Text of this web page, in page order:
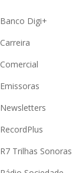
Banco Digi+
Carreira
Comercial
Emissoras
Newsletters
RecordPlus
R7 Trilhas Sonoras